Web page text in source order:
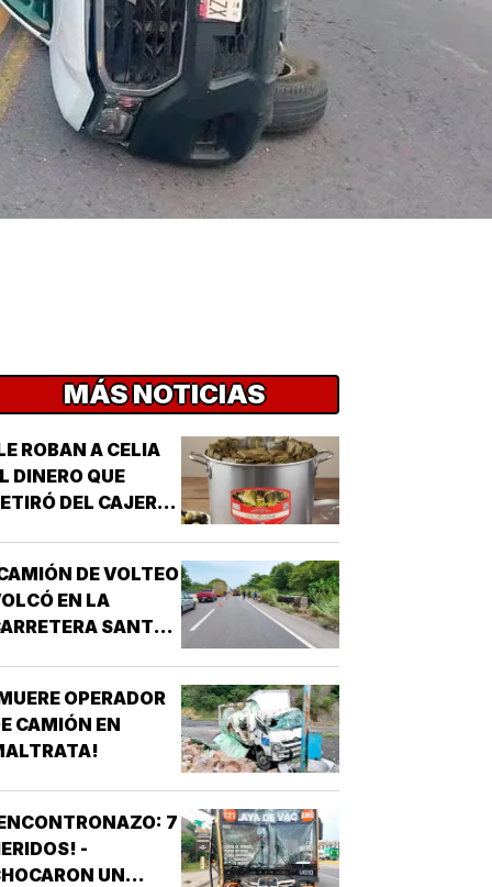
MÁS NOTICIAS
ROBAN A CELIA
DINERO QUE
DEL CAJERO
DE VOLTEO
EN LA
SANTA
OPERADOR
CAMIÓN EN
7
-
UN